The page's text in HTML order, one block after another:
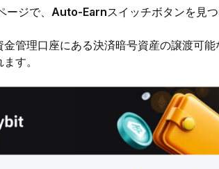
ジで、 Auto-Earnスイッチボタンを見
管理口座にある決済暗号資産の譲渡可能
す。